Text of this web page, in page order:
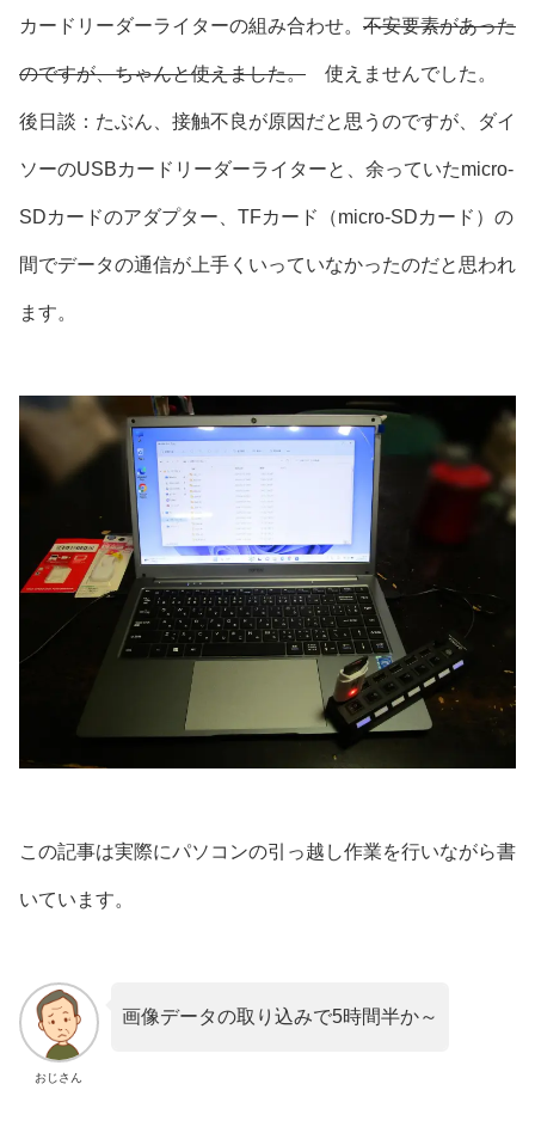
カードリーダーライターの組み合わせ。 不安要素があった
のですが、ちゃんと使えました。 使えませんでした。
後日談：たぶん、接触不良が原因だと思うのですが、ダイ
ソーのUSBカードリーダーライターと、余っていたmicro-
SDカードのアダプター、TFカード（micro-SDカード）の
間でデータの通信が上手くいっていなかったのだと思われ
ます。
この記事は実際にパソコンの引っ越し作業を行いながら書
いています。
おじさん
画像データの取り込みで5時間半か～